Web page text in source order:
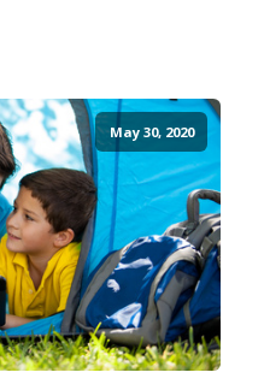
May 30, 2020